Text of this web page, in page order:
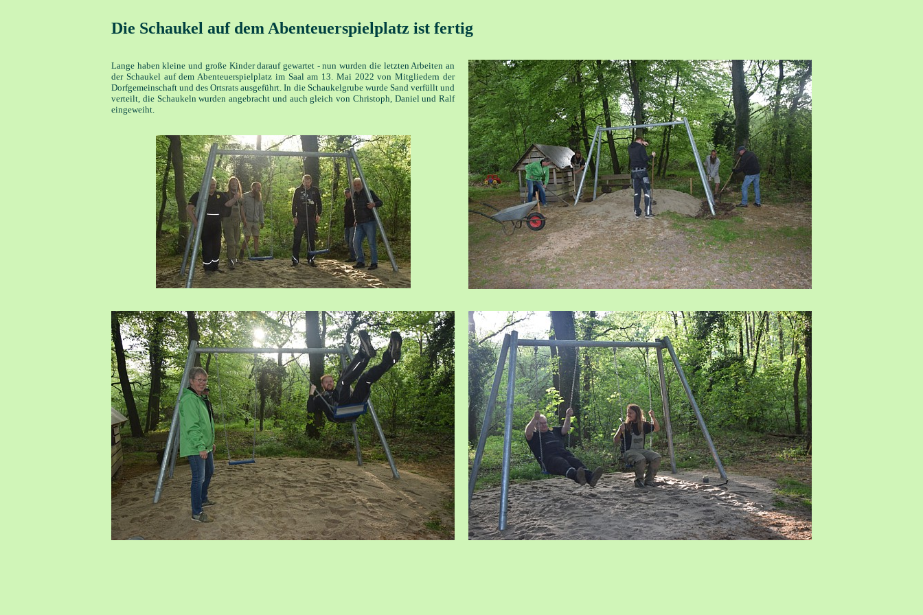
Die Schaukel auf dem Abenteuerspielplatz ist fertig
Lange haben kleine und große Kinder darauf gewartet - nun wurden die letzten Arbeiten an
der Schaukel auf dem Abenteuerspielplatz im Saal am 13. Mai 2022 von Mitgliedern der
Dorfgemeinschaft und des Ortsrats ausgeführt. In die Schaukelgrube wurde Sand verfüllt und
verteilt, die Schaukeln wurden angebracht und auch gleich von Christoph, Daniel und Ralf
eingeweiht.